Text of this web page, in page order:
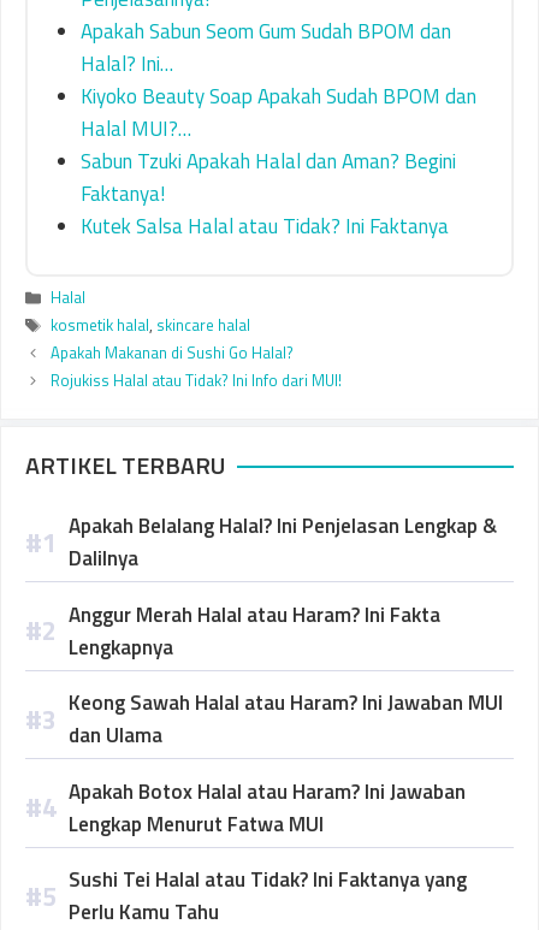
Apakah Sabun Seom Gum Sudah BPOM dan
Halal? Ini…
Kiyoko Beauty Soap Apakah Sudah BPOM dan
Halal MUI?…
Sabun Tzuki Apakah Halal dan Aman? Begini
Faktanya!
Kutek Salsa Halal atau Tidak? Ini Faktanya
Categories
Halal
Tags
kosmetik halal, skincare halal
Apakah Makanan di Sushi Go Halal?
Rojukiss Halal atau Tidak? Ini Info dari MUI!
ARTIKEL TERBARU
Apakah Belalang Halal? Ini Penjelasan Lengkap &
Dalilnya
Anggur Merah Halal atau Haram? Ini Fakta
Lengkapnya
Keong Sawah Halal atau Haram? Ini Jawaban MUI
dan Ulama
Apakah Botox Halal atau Haram? Ini Jawaban
Lengkap Menurut Fatwa MUI
Sushi Tei Halal atau Tidak? Ini Faktanya yang
Perlu Kamu Tahu